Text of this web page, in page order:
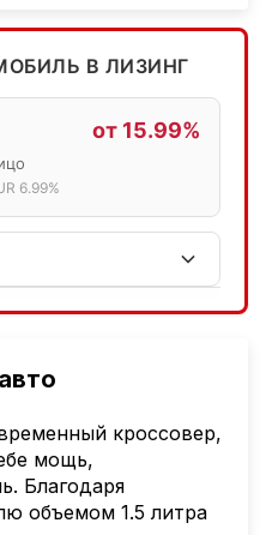
кроссовер,
мощь,
Благодаря
объемом 1.5 литра
В ЛИЗИНГ
от 15.99%
6.99%
| EUR 6.99%
простого" 18.9%